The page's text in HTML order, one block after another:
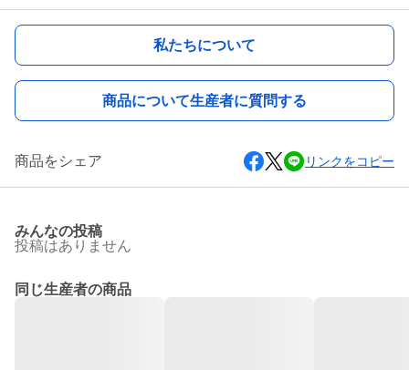
私たちについて
商品について生産者に質問する
商品をシェア リンクをコピー
みんなの投稿
投稿はありません
同じ生産者の商品